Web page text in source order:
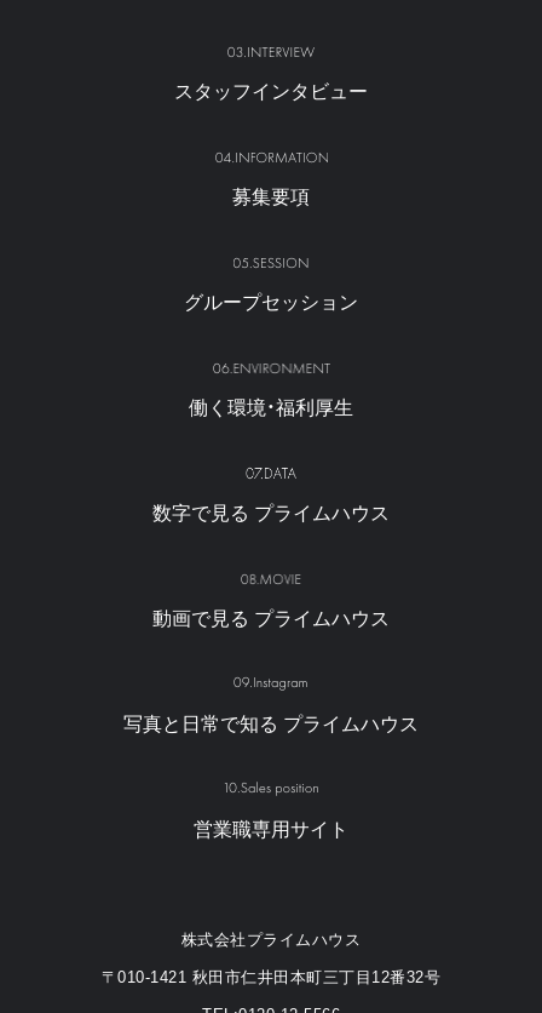
スタッフインタビュー
募集要項
グループセッション
働く環境・福利厚生
数字で見る プライムハウス
動画で見る プライムハウス
写真と日常で知る プライムハウス
営業職専用サイト
株式会社プライムハウス
〒010-1421 秋田市仁井田本町三丁目12番32号